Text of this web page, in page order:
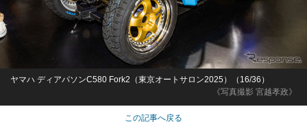
《写真撮影 宮越孝政》
ヤマハ ディアパソンC580 Fork2（東京オートサロン2025）（16/36）
この記事へ戻る